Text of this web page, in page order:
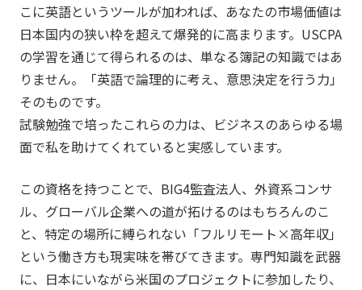
こに英語というツールが加われば、あなたの市場価値は
日本国内の狭い枠を超えて爆発的に高まります。USCPA
の学習を通じて得られるのは、単なる簿記の知識ではあ
りません。「英語で論理的に考え、意思決定を行う力」
そのものです。
試験勉強で培ったこれらの力は、ビジネスのあらゆる場
面で私を助けてくれていると実感しています。
この資格を持つことで、BIG4監査法人、外資系コンサ
ル、グローバル企業への道が拓けるのはもちろんのこ
と、特定の場所に縛られない「フルリモート×高年収」
という働き方も現実味を帯びてきます。専門知識を武器
に、日本にいながら米国のプロジェクトに参加したり、